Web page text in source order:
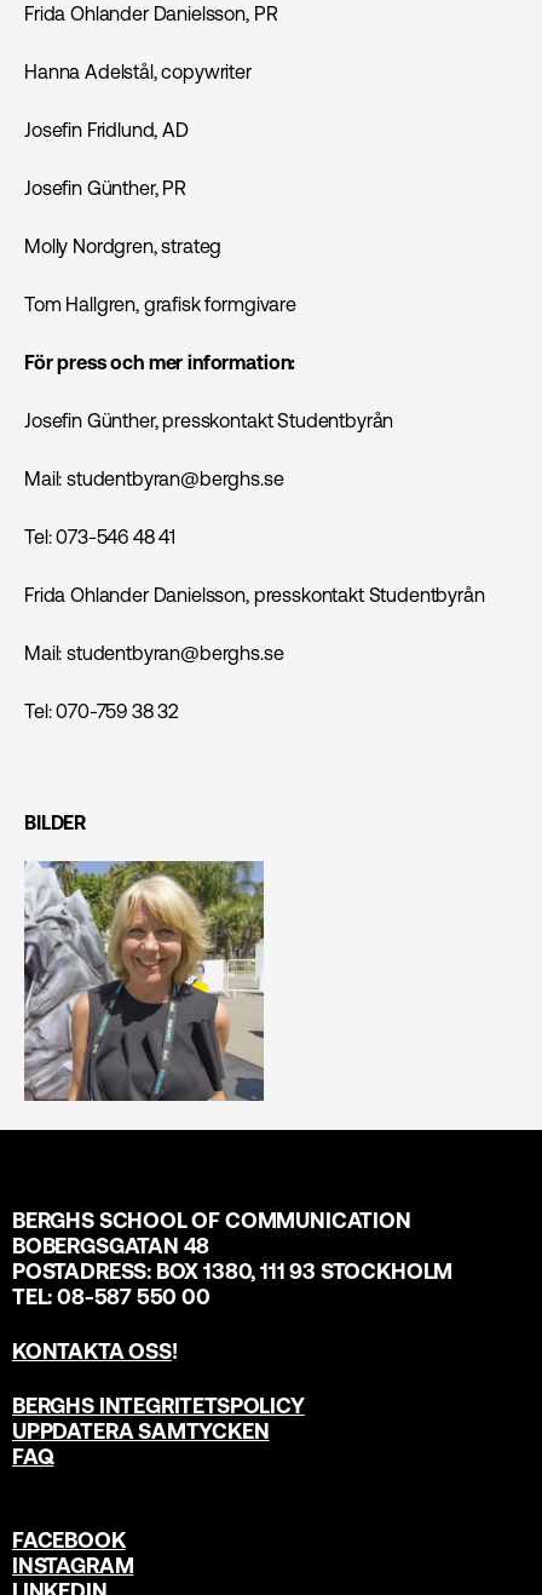
Frida Ohlander Danielsson, PR
Hanna Adelstål, copywriter
Josefin Fridlund, AD
Josefin Günther, PR
Molly Nordgren, strateg
Tom Hallgren, grafisk formgivare
För press och mer information:
Josefin Günther, presskontakt Studentbyrån
Mail: studentbyran@berghs.se
Tel: 073-546 48 41
Frida Ohlander Danielsson, presskontakt Studentbyrån
Mail: studentbyran@berghs.se
Tel: 070-759 38 32
BILDER
BERGHS SCHOOL OF COMMUNICATION
BOBERGSGATAN 48
POSTADRESS: BOX 1380, 111 93 STOCKHOLM
TEL: 08-587 550 00
KONTAKTA OSS!
BERGHS INTEGRITETSPOLICY
UPPDATERA SAMTYCKEN
FAQ
FACEBOOK
INSTAGRAM